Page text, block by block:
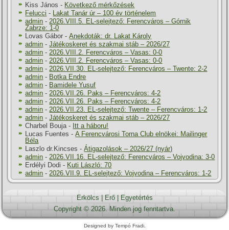
Kiss János - Következő mérkőzések
Felucci - Lakat Tanár úr – 100 év történelem
admin - 2026.VIII.5. EL-selejtező: Ferencváros – Górnik
Zabrze: 1-0
Lovas Gábor -Anekdoták: dr. Lakat Károly
admin -Játékoskeret és szakmai stáb – 2026/27
admin - 2026.VIII.2. Ferencváros – Vasas: 0-0
admin - 2026.VIII.2. Ferencváros – Vasas: 0-0
admin - 2026.VII.30. EL-selejtező: Ferencváros – Twente: 2-2
admin - Botka Endre
admin - Bamidele Yusuf
admin - 2026.VII.26. Paks – Ferencváros: 4-2
admin - 2026.VII.26. Paks – Ferencváros: 4-2
admin - 2026.VII.23. EL-selejtező: Twente – Ferencváros: 1-2
admin -Játékoskeret és szakmai stáb – 2026/27
Charbel Bouja - Itt a háboru!
Lucas Fuentes -A Ferencvárosi Torna Club elnökei: Mailinger
Béla
Laszlo dr.Kincses -Átigazolások – 2026/27 (nyár)
admin - 2026.VII.16. EL-selejtező: Ferencváros – Vojvodina: 3-0
Erdélyi Dodi - Kuti László: 70
admin - 2026.VII.9. EL-selejtező: Vojvodina – Ferencváros: 1-2
Erkölcs Erő|
Egyetértés
Copyright © 2026. Minden jog fenntartva.
Designed by Tempó Fradi.